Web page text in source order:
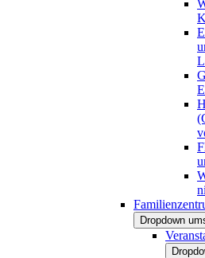
Dropdown